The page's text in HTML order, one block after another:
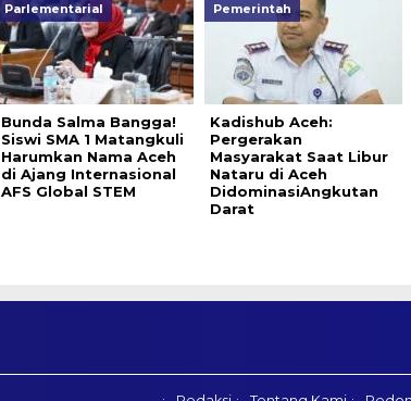
Parlementarial
Bunda Salma Bangga!
Siswi SMA 1 Matangkuli
Harumkan Nama Aceh
di Ajang Internasional
AFS Global STEM
Pemerintah
Kadishub Aceh:
Pergerakan
Masyarakat Saat Libur
Nataru di Aceh
DidominasiAngkutan
Darat